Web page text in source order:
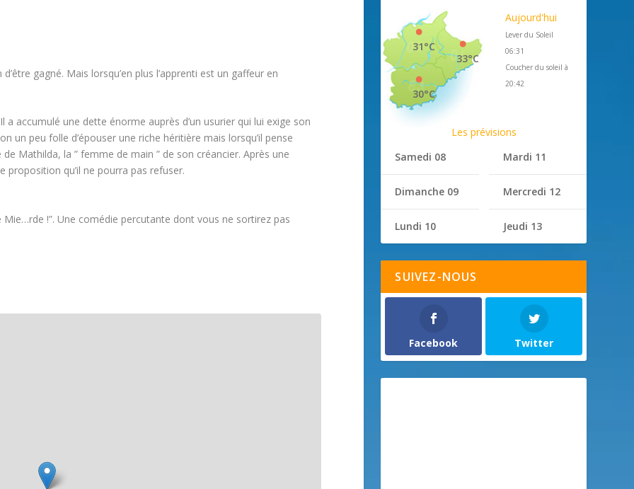
gagné. Mais lorsqu’en plus l’apprenti est un gaffeur en
accumulé une dette énorme auprès d’un usurier qui lui exige son
un peu folle d’épouser une riche héritière mais lorsqu’il pense
Mathilda, la ” femme de main ” de son créancier. Après une
proposition qu’il ne pourra pas refuser.
Mie…rde !”. Une comédie percutante dont vous ne sortirez pas
33°C
31°C
30°C
Aujourd'hui
Lever du Soleil
06:31
Coucher du soleil à
20:42
Les prévisions
Samedi 08
Dimanche 09
Lundi 10
Mardi 11
Mercredi 12
Jeudi 13
SUIVEZ-NOUS
Facebook Twitter